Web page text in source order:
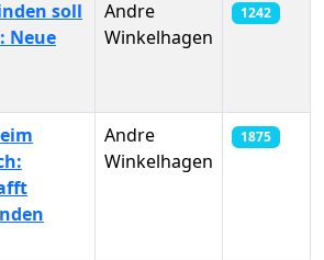
soll
Neue
Andre
Winkelhagen
1242
Andre
Winkelhagen
1875